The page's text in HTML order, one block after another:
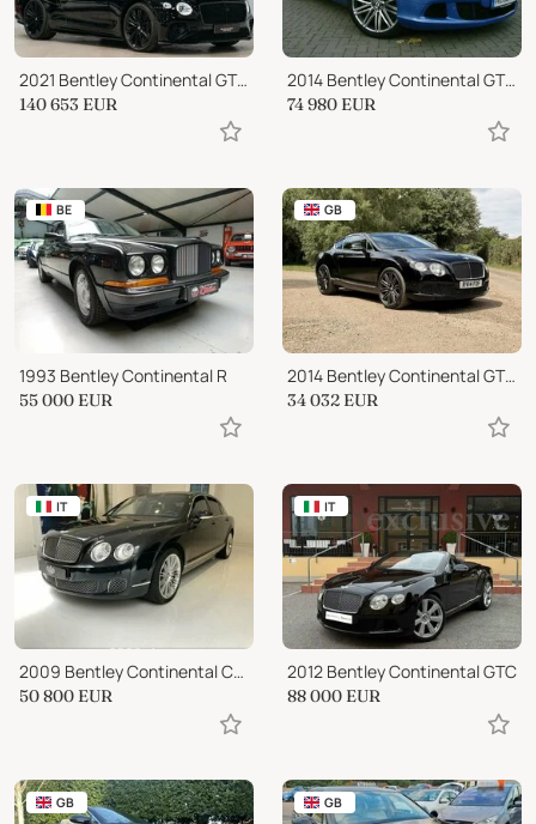
2021 Bentley Continental GT Speed
140 653 EUR
2014 Bentley Continental GT 6.0 W12 Speed 4WD 21" Carbon Keramik Naim
74 980 EUR
BE
1993 Bentley Continental R
55 000 EUR
GB
2014 Bentley Continental GT Speed
34 032 EUR
IT
2009 Bentley Continental Continental Flying Spur Speed
50 800 EUR
IT
2012 Bentley Continental GTC
88 000 EUR
GB GB